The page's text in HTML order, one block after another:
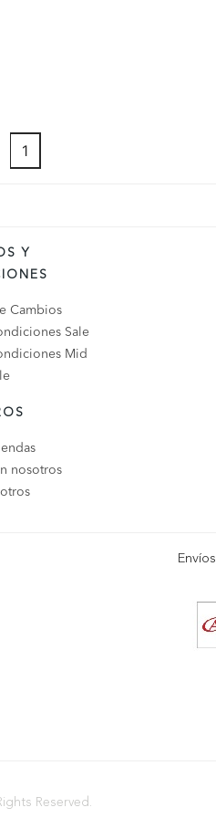
1
Y
Cambios
Sale
Mid
nosotros
Envíos
Reserved.